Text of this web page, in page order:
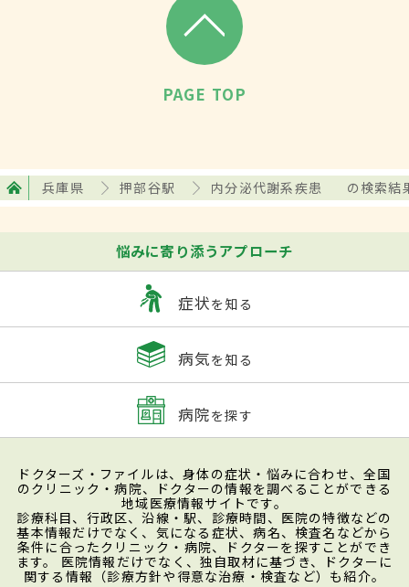
PAGE TOP
兵庫県 押部谷駅 内分泌代謝系疾患 の検索結
悩みに寄り添うアプローチ
症状を知る
病気を知る
病院を探す
ドクターズ・ファイルは、身体の症状・悩みに合わせ、全国
のクリニック・病院、ドクターの情報を調べることができる
地域医療情報サイトです。
診療科目、行政区、沿線・駅、診療時間、医院の特徴などの
基本情報だけでなく、気になる症状、病名、検査名などから
条件に合ったクリニック・病院、ドクターを探すことができ
ます。 医院情報だけでなく、独自取材に基づき、ドクターに
関する情報（診療方針や得意な治療・検査など）も紹介。